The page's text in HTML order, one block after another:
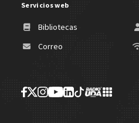
Servicios web
Bibliotecas
Correo